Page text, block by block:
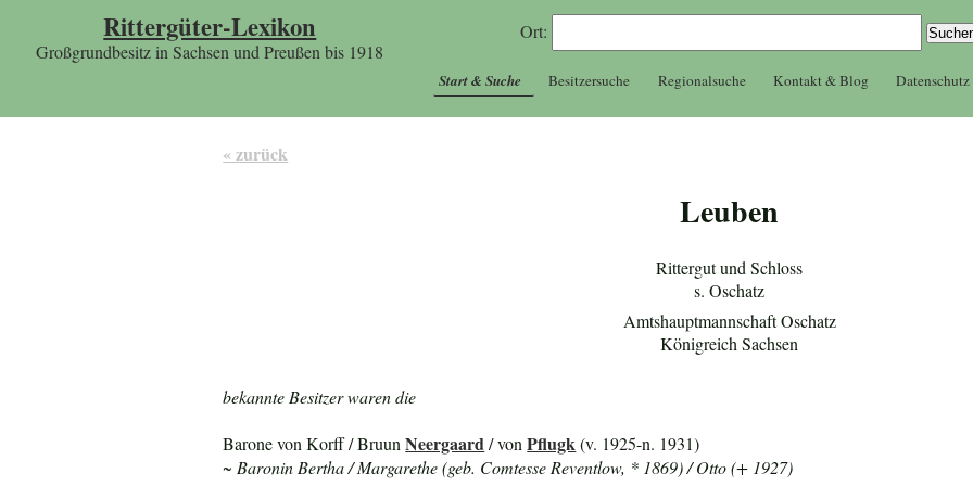
Rittergüter-Lexikon
Großgrundbesitz in Sachsen und Preußen bis 1918
Ort:
Start & Suche Besitzersuche Regionalsuche Kontakt & Blog Datenschutz
« zurück
Leuben
Rittergut und Schloss
s. Oschatz
Amtshauptmannschaft Oschatz
Königreich Sachsen
bekannte Besitzer waren die
Barone von Korff / BruunNeergaard / vonPflugk (v. 1925-n. 1931)
~ Baronin Bertha / Margarethe (geb. Comtesse Reventlow, * 1869) / Otto (+ 1927)